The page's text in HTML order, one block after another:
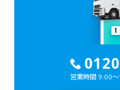
営業時間 9:00